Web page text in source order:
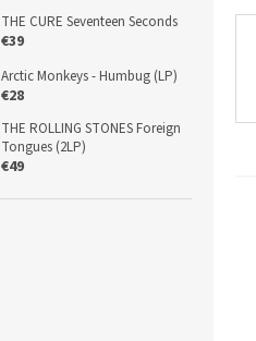
THE CURE Seventeen Seconds
€39
Arctic Monkeys - Humbug (LP)
€28
THE ROLLING STONES Foreign
Tongues (2LP)
€49